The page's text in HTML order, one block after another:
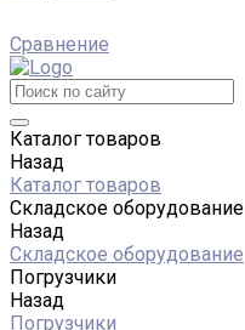
Сравнение
Каталог товаров
Назад
Каталог товаров
Складское оборудование
Назад
Складское оборудование
Погрузчики
Назад
Погрузчики